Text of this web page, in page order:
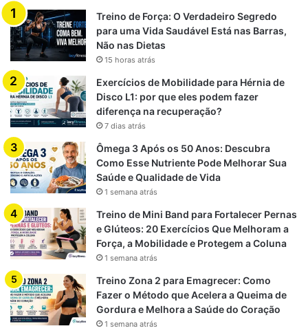
Suplementos naturais como zinco e vitamina D
Alimentação Equilibrada e Estilo de
Vida: Um Compromisso com a
Vitalidade
Adotar uma alimentação equilibrada e um estilo de vida
ativo após os 40 é mais do que uma escolha estética — é
um investimento em autonomia e longevidade.
Com disciplina, apoio e foco,é possível envelhecer com
força, energia e confiança. O segredo não está em
fórmulas mágicas, mas na consistência de hábitos bem
orientados.
Conclusão: A Força Está em Suas
Treino de Força: O Verdadeiro Segredo
para uma Vida Saudável Está nas Barras,
Não nas Dietas
15 horas atrás
Exercícios de Mobilidade para Hérnia de
Disco L1: por que eles podem fazer
diferença na recuperação?
7 dias atrás
Ômega 3 Após os 50 Anos: Descubra
Como Esse Nutriente Pode Melhorar Sua
Saúde e Qualidade de Vida
1 semana atrás
Treino de Mini Band para Fortalecer Pernas
e Glúteos: 20 Exercícios Que Melhoram a
Força, a Mobilidade e Protegem a Coluna
1 semana atrás
Treino Zona 2 para Emagrecer: Como
Fazer o Método que Acelera a Queima de
Gordura e Melhora a Saúde do Coração
1 semana atrás